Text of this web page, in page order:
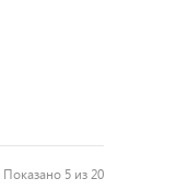
Показано 5 из 20